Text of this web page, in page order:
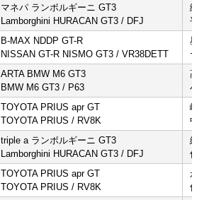
マネパ ランボルギーニ GT3
Lamborghini HURACAN GT3 / DFJ
織
平
B-MAX NDDP GT-R
NISSAN GT-R NISMO GT3 / VR38DETT
星
ヤ
ARTA BMW M6 GT3
BMW M6 GT3 / P63
高
小
TOYOTA PRIUS apr GT
TOYOTA PRIUS / RV8K
嵯
中
triple a ランボルギーニ GT3
Lamborghini HURACAN GT3 / DFJ
細
佐
TOYOTA PRIUS apr GT
TOYOTA PRIUS / RV8K
永
佐